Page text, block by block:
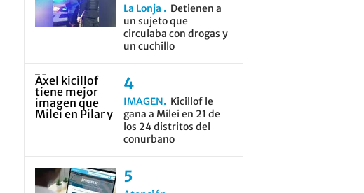
La Lonja
Detienen a
un sujeto que
circulaba con drogas y
un cuchillo
IMAGEN
Kicillof le
gana a Milei en 21 de
los 24 distritos del
conurbano